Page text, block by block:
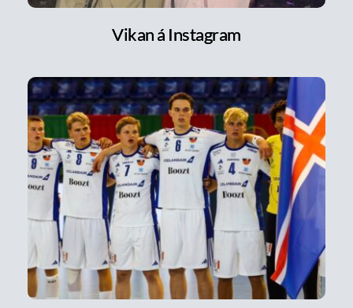
Vikan á Instagram